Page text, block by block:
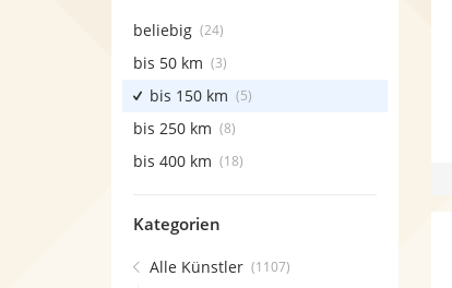
beliebig (24)
bis 50 km (3)
bis 150 km (5)
bis 250 km (8)
bis 400 km (18)
Kategorien
Alle Künstler (1107)